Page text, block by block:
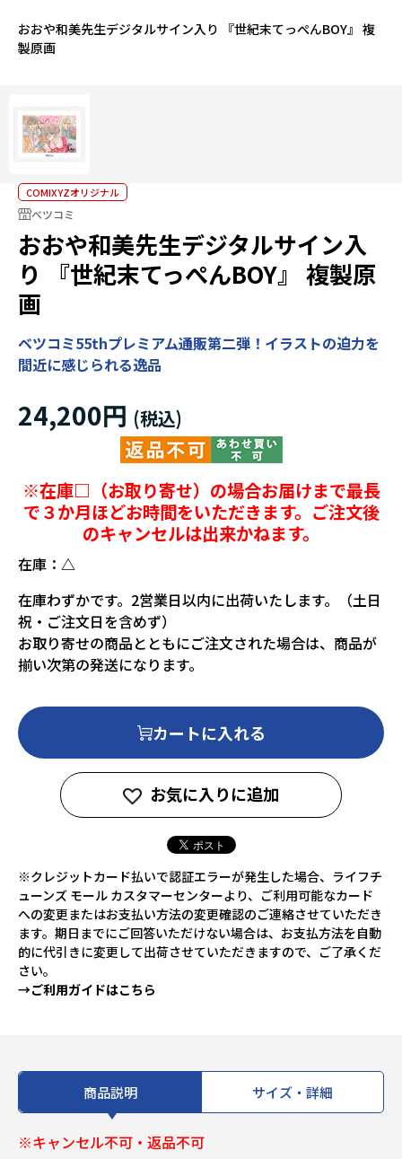
おおや和美先生デジタルサイン入り 『世紀末てっぺんBOY』 複
製原画
COMIXYZオリジナル
ベツコミ
おおや和美先生デジタルサイン入
り 『世紀末てっぺんBOY』 複製原
画
ベツコミ55thプレミアム通販第二弾！イラストの迫力を
間近に感じられる逸品
24,200円
※在庫□（お取り寄せ）の場合お届けまで最長
で３か月ほどお時間をいただきます。ご注文後
のキャンセルは出来かねます。
在庫： △
在庫わずかです。2営業日以内に出荷いたします。（土日
祝・ご注文日を含めず）
お取り寄せの商品とともにご注文された場合は、商品が
揃い次第の発送になります。
カートに入れる
お気に入りに追加
※クレジットカード払いで認証エラーが発生した場合、ライフチ
ューンズ モール カスタマーセンターより、ご利用可能なカード
への変更またはお支払い方法の変更確認のご連絡させていただき
ます。期日までにご回答いただけない場合は、お支払方法を自動
的に代引きに変更して出荷させていただきますので、ご了承くだ
さい。
→ご利用ガイドはこちら
商品説明 サイズ・詳細
※キャンセル不可・返品不可